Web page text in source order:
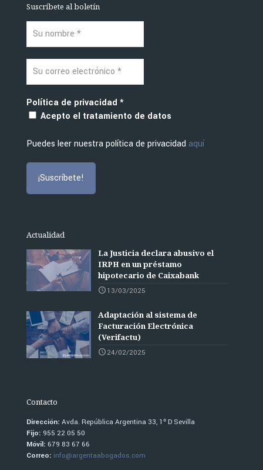
Suscríbete al boletín
Política de privacidad *
Acepto el tratamiento de datos
Puedes leer nuestra política de privacidad aquí
Actualidad
La Justicia declara abusivo el
IRPH en un préstamo
hipotecario de Caixabank
13/03/2025
Adaptación al sistema de
Facturación Electrónica
(Verifactu)
24/02/2025
Contacto
Dirección: Avda. República Argentina 33, 1º D Sevilla
Fijo: 955 22 05 50
Móvil: 679 83 67 66
Correo: info@argentaabogados.com